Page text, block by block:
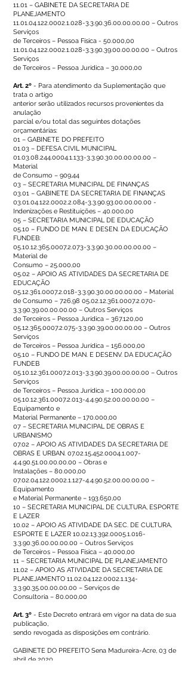
11.01 – GABINETE DA SECRETARIA DE
PLANEJAMENTO
11.01.04.122.0002.1.028-3.3.90.36.00.00.00.00 – Outros
Serviços
de Terceiros – Pessoa Física - 50.000,00
11.01.04.122.0002.1.028-3.3.90.39.00.00.00.00 – Outros
Serviços
de Terceiros – Pessoa Jurídica – 30.000,00
Art. 2º - Para atendimento da Suplementação que
trata o artigo
anterior serão utilizados recursos provenientes da
anulação
parcial e/ou total das seguintes dotações
orçamentárias:
01 – GABINETE DO PREFEITO
01.03 – DEFESA CIVIL MUNICIPAL
01.03.08.244.0004.1.133-3.3.90.30.00.00.00.00 –
Material
de Consumo – 909,44
03 – SECRETARIA MUNICIPAL DE FINANÇAS
03.01 – GABINETE DA SECRETARIA DE FINANÇAS
03.01.04.122.0002.2.084-3.3.90.93.00.00.00.00 -
Indenizações e Restituições – 40.000,00
05 – SECRETARIA MUNICIPAL DE EDUCAÇÃO
05.10 – FUNDO DE MAN. E DESEN. DA EDUCAÇÃO
FUNDEB:
05.10.12.365.0007.2.073-3.3.90.30.00.00.00.00 –
Material de
Consumo – 25.000,00
05.02 – APOIO AS ATIVIDADES DA SECRETARIA DE
EDUCAÇÃO
05.12.361.0007.2.018-3.3.90.30.00.00.00.00 – Material
de Consumo – 726,98 05.02.12.361.0007.2.070-
3.3.90.39.00.00.00.00 – Outros Serviços
de Terceiros – Pessoa Jurídica – 367.120,00
05.12.365.0007.2.075-3.3.90.39.00.00.00.00 – Outros
Serviços
de Terceiros – Pessoa Jurídica – 156.000,00
05.10 – FUNDO DE MAN. E DESENV. DA EDUCAÇÃO
FUNDEB
05.10.12.361.0007.2.013-3.3.90.39.00.00.00.00 – Outros
Serviços
de Terceiros – Pessoa Jurídica – 100.000,00
05.10.12.361.0007.2.013-4.4.90.52.00.00.00.00 –
Equipamento e
Material Permanente – 170.000,00
07 – SECRETARIA MUNICIPAL DE OBRAS E
URBANISMO
07.02 – APOIO AS ATIVIDADES DA SECRETARIA DE
OBRAS E URBAN. 07.02.15.452.0004.1.007-
4.4.90.51.00.00.00.00 – Obras e
Instalações – 80.000,00
07.02.04.122.0002.1.127-4.4.90.52.00.00.00.00 –
Equipamento
e Material Permanente – 193.650,00
10 – SECRETARIA MUNICIPAL DE CULTURA, ESPORTE
E LAZER
10.02 – APOIO AS ATIVIDADE DA SEC. DE CULTURA,
ESPORTE E LAZER 10.02.13.392.0005.1.016-
3.3.90.36.00.00.00.00 – Outros Serviços
de Terceiros – Pessoa Física – 40.000,00
11 – SECRETARIA MUNICIPAL DE PLANEJAMENTO
11.02 – APOIO AS ATIVIDADE DA SECRETARIA DE
PLANEJAMENTO 11.02.04.122.0002.1.134-
3.3.90.35.00.00.00.00 – Serviços de
Consultoria – 80.000,00
Art. 3º - Este Decreto entrará em vigor na data de sua
publicação,
sendo revogada as disposições em contrário.
GABINETE DO PREFEITO Sena Madureira-Acre, 03 de
abril de 2020.